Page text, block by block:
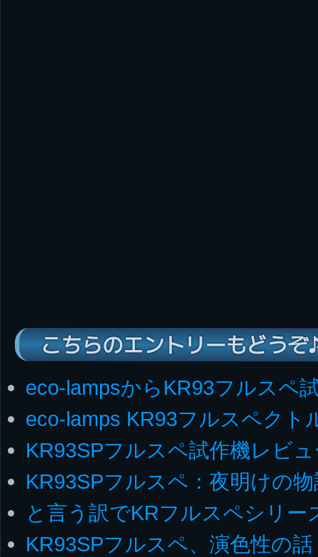
こちらのエントリーもどうぞ
eco-lampsからKR93フルスペ
eco-lamps KR93フルスペクト
KR93SPフルスペ試作機レビ
KR93SPフルスペ：夜明けの
と言う訳でKRフルスペシリー
KR93SPフルスペ、演色性の話